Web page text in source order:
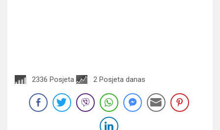
2336 Posjeta 2 Posjeta danas